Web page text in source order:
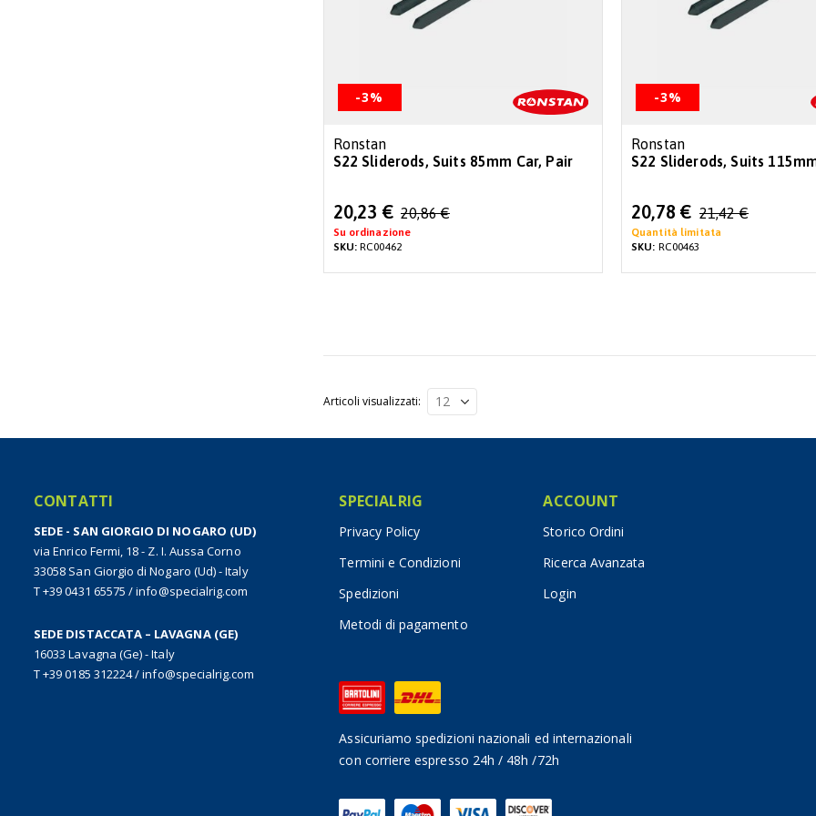
-3%
Ronstan
S22 Sliderods, Suits 85mm Car, Pair
Special
Price
20,23 € 20,86 €
Su ordinazione
SKU:RC00462
-3%
Ronstan
S22 Sliderods, Suits
Special
Price
20,78 € 21,42 €
Quantità limitata
SKU: RC00463
Articoli visualizzati
CONTATTI
SEDE - SAN GIORGIO DI NOGARO (UD)
via Enrico Fermi, 18 - Z. I. Aussa Corno
33058 San Giorgio di Nogaro (Ud) - Italy
T +39 0431 65575 /info@specialrig.com
SEDE DISTACCATA – LAVAGNA (GE)
16033 Lavagna (Ge) - Italy
T +39 0185 312224/info@specialrig.com
SPECIALRIG
Privacy Policy
Termini e Condizioni
Spedizioni
Metodi di pagamento
ACCOUNT
Storico Ordini
Ricerca Avanzata
Login
Assicuriamo spedizioni nazionali ed internazionali
con corriere espresso 24h / 48h /72h